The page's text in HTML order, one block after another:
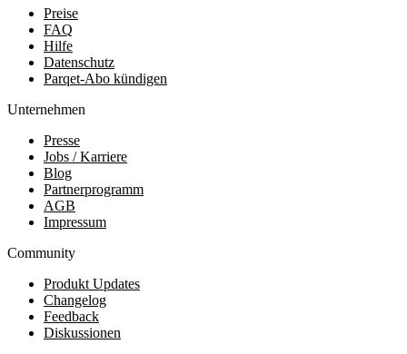
Preise
FAQ
Hilfe
Datenschutz
Parqet-Abo kündigen
Unternehmen
Presse
Jobs / Karriere
Blog
Partnerprogramm
AGB
Impressum
Community
Produkt Updates
Changelog
Feedback
Diskussionen